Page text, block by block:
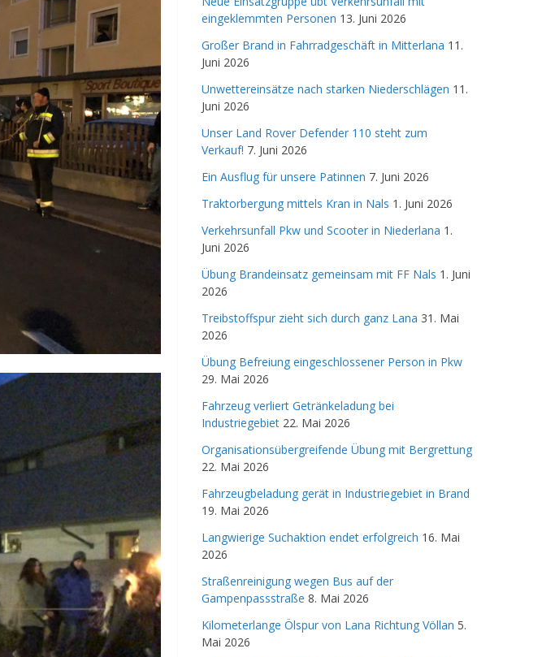
eingeklemmten Personen 13. Juni 2026
Großer Brand in Fahrradgeschäft in Mitterlana 11.
Juni 2026
Unwettereinsätze nach starken Niederschlägen 11.
Juni 2026
Unser Land Rover Defender 110 steht zum
Verkauf! 7. Juni 2026
Ein Ausflug für unsere Patinnen 7. Juni 2026
Traktorbergung mittels Kran in Nals 1. Juni 2026
Verkehrsunfall Pkw und Scooter in Niederlana 1.
Juni 2026
Übung Brandeinsatz gemeinsam mit FF Nals 1. Juni
2026
Treibstoffspur zieht sich durch ganz Lana 31. Mai
2026
Übung Befreiung eingeschlossener Person in Pkw
29. Mai 2026
Fahrzeug verliert Getränkeladung bei
Industriegebiet 22. Mai 2026
Organisationsübergreifende Übung mit Bergrettung
22. Mai 2026
Fahrzeugbeladung gerät in Industriegebiet in Brand
19. Mai 2026
Langwierige Suchaktion endet erfolgreich 16. Mai
2026
Straßenreinigung wegen Bus auf der
Gampenpassstraße 8. Mai 2026
Kilometerlange Ölspur von Lana Richtung Völlan 5.
Mai 2026